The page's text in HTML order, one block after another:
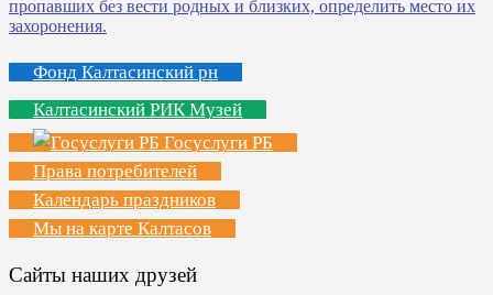
Фонд Калтасинский рн
Калтасинский РИК Музей
Госуслуги РБ
Права потребителей
Календарь праздников
Мы на карте Калтасов
Сайты наших друзей